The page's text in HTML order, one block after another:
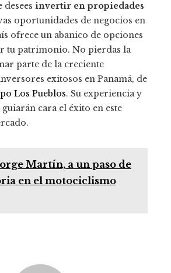
desees invertir en propiedades
oportunidades de negocios en
ofrece un abanico de opciones
tu patrimonio. No pierdas la
parte de la creciente
exitosos en Panamá, de
Los Pueblos. Su experiencia y
cara el éxito en este
Martín, a un paso de
en el motociclismo